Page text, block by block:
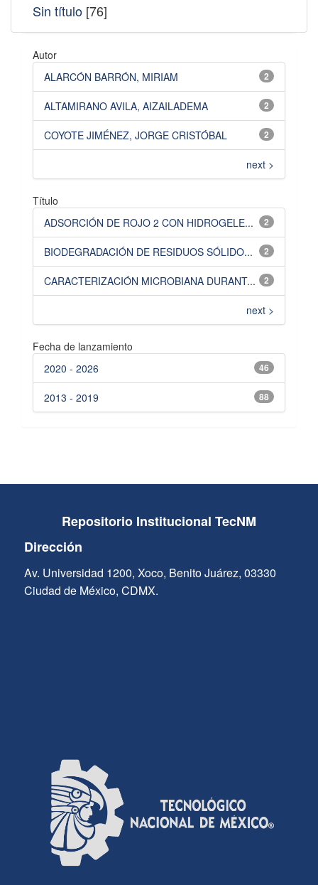
Sin título [76]
Autor
2
ALARCÓN BARRÓN, MIRIAM
2
ALTAMIRANO AVILA, AIZAILADEMA
2
COYOTE JIMÉNEZ, JORGE CRISTÓBAL
next >
Título
2
ADSORCIÓN DE ROJO 2 CON HIDROGELE...
2
BIODEGRADACIÓN DE RESIDUOS SÓLIDO...
2
CARACTERIZACIÓN MICROBIANA DURANT...
next >
Fecha de lanzamiento
46
2020 - 2026
88
2013 - 2019
Repositorio Institucional TecNM
Dirección
Av. Universidad 1200, Xoco, Benito Juárez, 03330
Ciudad de México, CDMX.